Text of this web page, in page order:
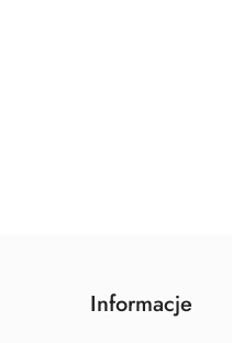
Informacje